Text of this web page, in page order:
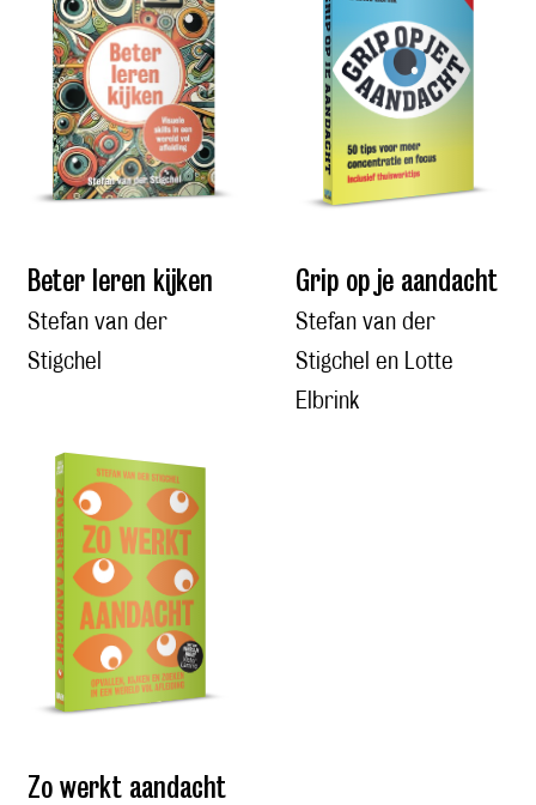
Beter leren kijken
Stefan van der
Stigchel
Grip op je aandacht
Stefan van der
Stigchel en Lotte
Elbrink
Zo werkt aandacht